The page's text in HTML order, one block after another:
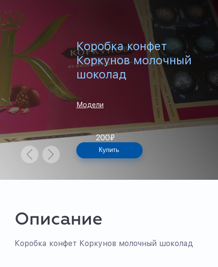
Коробка конфет
Коркунов молочный
шоколад
Модели
200₽
Купить
Описание
Коробка конфет Коркунов молочный шоколад